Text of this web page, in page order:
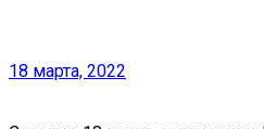
18 марта, 2022